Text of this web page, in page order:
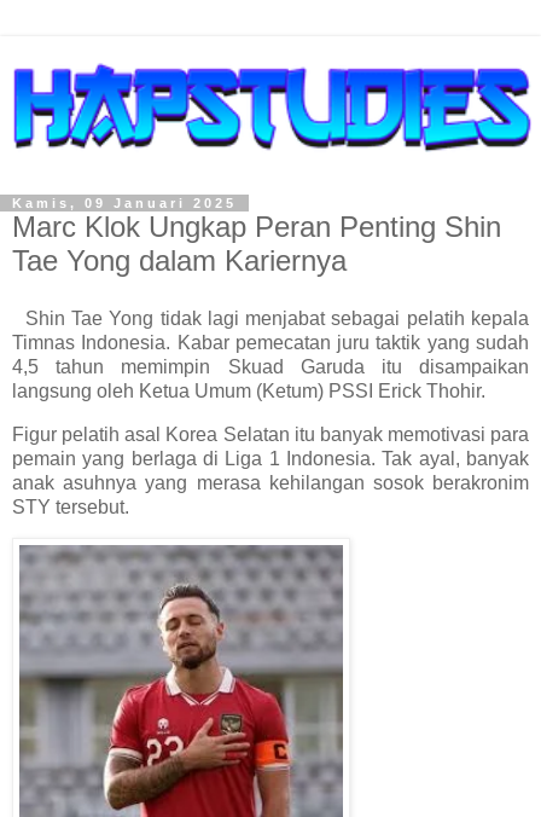
Kamis, 09 Januari 2025
Marc Klok Ungkap Peran Penting Shin
Tae Yong dalam Kariernya
Shin Tae Yong tidak lagi menjabat sebagai pelatih kepala
Timnas Indonesia. Kabar pemecatan juru taktik yang sudah
4,5 tahun memimpin Skuad Garuda itu disampaikan
langsung oleh Ketua Umum (Ketum) PSSI Erick Thohir.
Figur pelatih asal Korea Selatan itu banyak memotivasi para
pemain yang berlaga di Liga 1 Indonesia. Tak ayal, banyak
anak asuhnya yang merasa kehilangan sosok berakronim
STY tersebut.